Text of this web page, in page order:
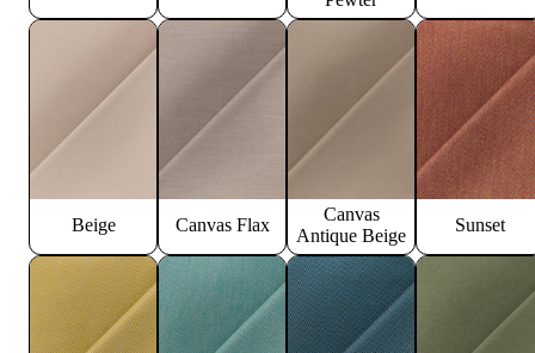
Beige Canvas Flax
Canvas
Antique Beige
Sunset